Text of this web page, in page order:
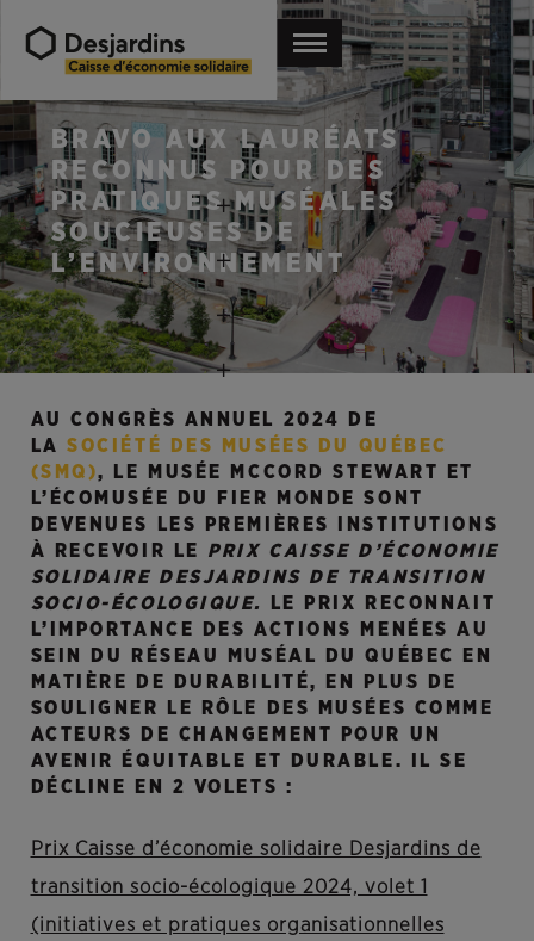
BRAVO AUX LAURÉATS
RECONNUS POUR DES
PRATIQUES MUSÉALES
SOUCIEUSES DE
L’ENVIRONNEMENT
AU CONGRÈS ANNUEL 2024 DE
LASOCIÉTÉ DES MUSÉES DU QUÉBEC
(SMQ), LE MUSÉE MCCORD STEWART ET
L’ÉCOMUSÉE DU FIER MONDE SONT
DEVENUES LES PREMIÈRES INSTITUTIONS
À RECEVOIR LE PRIX CAISSE D’ÉCONOMIE
SOLIDAIRE DESJARDINS DE TRANSITION
SOCIO-ÉCOLOGIQUE.
LE PRIX RECONNAIT
L’IMPORTANCE DES ACTIONS MENÉES AU
SEIN DU RÉSEAU MUSÉAL DU QUÉBEC EN
MATIÈRE DE DURABILITÉ, EN PLUS DE
SOULIGNER LE RÔLE DES MUSÉES COMME
ACTEURS DE CHANGEMENT POUR UN
AVENIR ÉQUITABLE ET DURABLE. IL SE
DÉCLINE EN 2 VOLETS :
Prix Caisse d’économie solidaire Desjardins de
transition socio-écologique 2024, volet 1
(initiatives et pratiques organisationnelles